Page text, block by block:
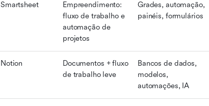
Smartsheet
Empreendimento:
fluxo de trabalho e
automação de
projetos
Grades, automação,
painéis, formulários
Notion
Documentos + fluxo
de trabalho leve
Bancos de dados,
modelos,
automações, IA